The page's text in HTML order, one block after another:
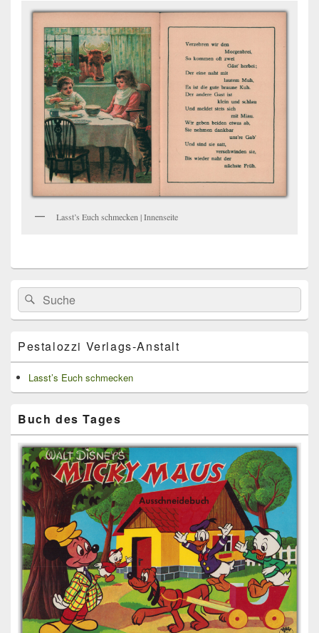
Lasst’s Euch schmecken | Innenseite
Primärer
Seitenleisten
Widget-
Bereich
Search
for:
Suche
Pestalozzi Verlags-Anstalt
Lasst’s Euch schmecken
Buch des Tages